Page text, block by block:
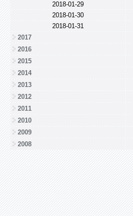
2018-01-29
2018-01-30
2018-01-31
2017
2016
2015
2014
2013
2012
2011
2010
2009
2008